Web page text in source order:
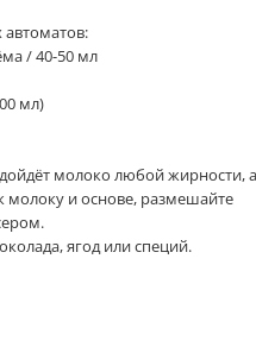
/ 40-50 мл
мл)
молоко любой жирности,
молоку и основе, размешайте
ягод или специй.